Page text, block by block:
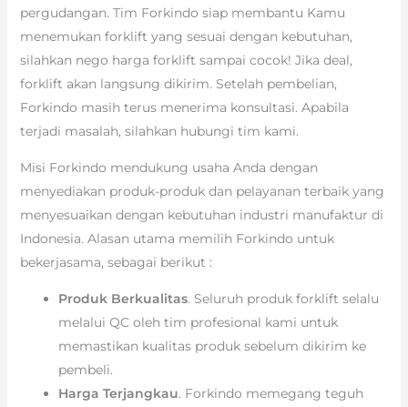
pergudangan. Tim Forkindo siap membantu Kamu
menemukan forklift yang sesuai dengan kebutuhan,
silahkan nego harga forklift sampai cocok! Jika deal,
forklift akan langsung dikirim. Setelah pembelian,
Forkindo masih terus menerima konsultasi. Apabila
terjadi masalah, silahkan hubungi tim kami.
Misi Forkindo mendukung usaha Anda dengan
menyediakan produk-produk dan pelayanan terbaik yang
menyesuaikan dengan kebutuhan industri manufaktur di
Indonesia. Alasan utama memilih Forkindo untuk
bekerjasama, sebagai berikut :
Produk Berkualitas. Seluruh produk forklift selalu
melalui QC oleh tim profesional kami untuk
memastikan kualitas produk sebelum dikirim ke
pembeli.
Harga Terjangkau. Forkindo memegang teguh